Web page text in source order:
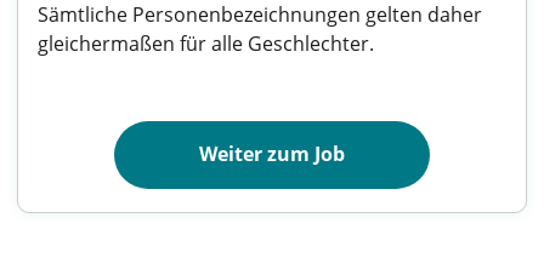
Sämtliche Personenbezeichnungen gelten daher
gleichermaßen für alle Geschlechter.
Weiter zum Job